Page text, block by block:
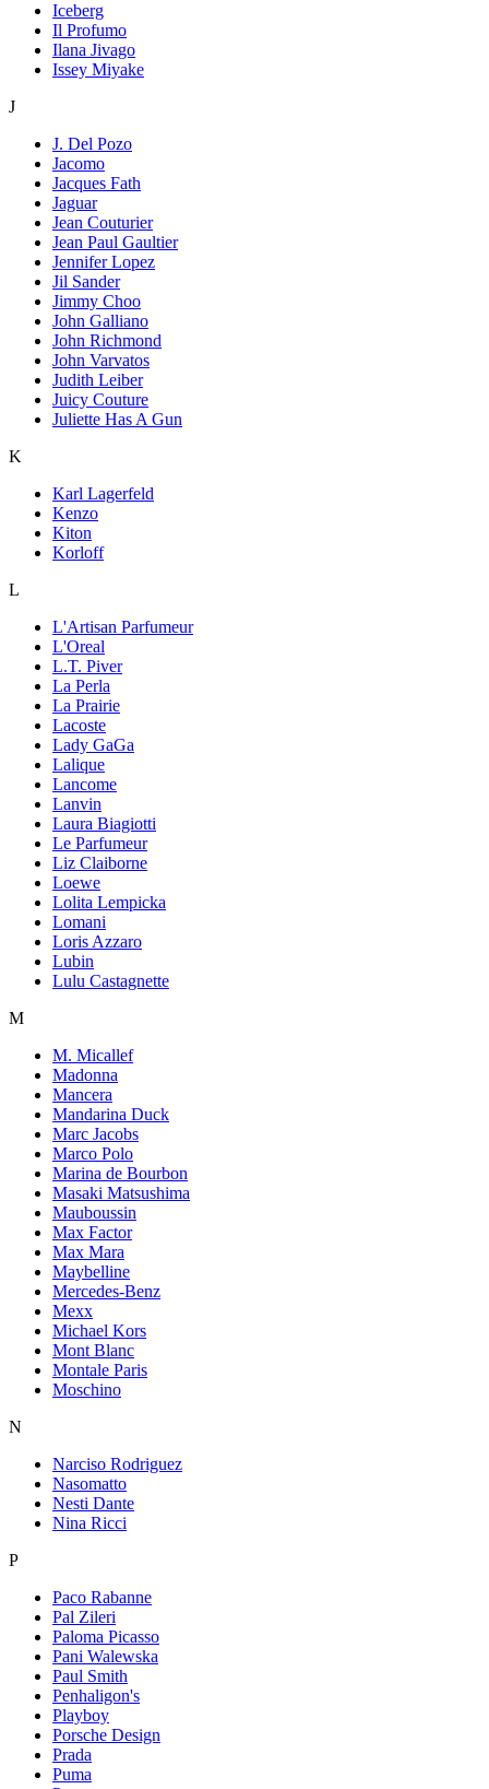
Iceberg
Il Profumo
Ilana Jivago
Issey Miyake
J
J. Del Pozo
Jacomo
Jacques Fath
Jaguar
Jean Couturier
Jean Paul Gaultier
Jennifer Lopez
Jil Sander
Jimmy Choo
John Galliano
John Richmond
John Varvatos
Judith Leiber
Juicy Couture
Juliette Has A Gun
K
Karl Lagerfeld
Kenzo
Kiton
Korloff
L
L'Artisan Parfumeur
L'Oreal
L.T. Piver
La Perla
La Prairie
Lacoste
Lady GaGa
Lalique
Lancome
Lanvin
Laura Biagiotti
Le Parfumeur
Liz Claiborne
Loewe
Lolita Lempicka
Lomani
Loris Azzaro
Lubin
Lulu Castagnette
M
M. Micallef
Madonna
Mancera
Mandarina Duck
Marc Jacobs
Marco Polo
Marina de Bourbon
Masaki Matsushima
Mauboussin
Max Factor
Max Mara
Maybelline
Mercedes-Benz
Mexx
Michael Kors
Mont Blanc
Montale Paris
Moschino
N
Narciso Rodriguez
Nasomatto
Nesti Dante
Nina Ricci
P
Paco Rabanne
Pal Zileri
Paloma Picasso
Pani Walewska
Paul Smith
Penhaligon's
Playboy
Porsche Design
Prada
Puma